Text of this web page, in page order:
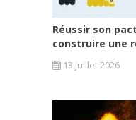
Réussir son
construire une
13 juillet 2026